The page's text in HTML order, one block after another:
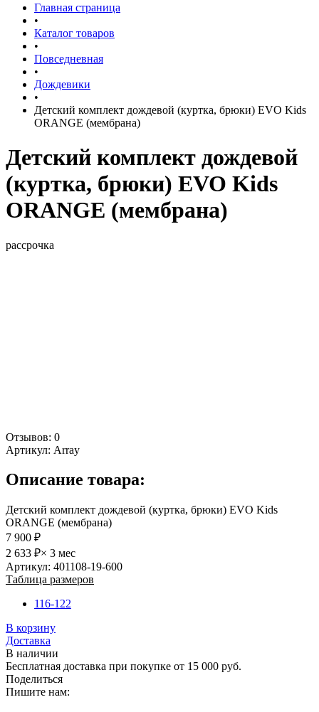
Главная страница
•
Каталог товаров
•
Повседневная
•
Дождевики
•
Детский комплект дождевой (куртка, брюки) EVO Kids
ORANGE (мембрана)
Детский комплект дождевой
(куртка, брюки) EVO Kids
ORANGE (мембрана)
рассрочка
Отзывов: 0
Артикул: Array
Описание товара:
Детский комплект дождевой (куртка, брюки) EVO Kids
ORANGE (мембрана)
7 900 ₽
2 633 ₽× 3 мес
Артикул: 401108-19-600
Таблица размеров
116-122
В корзину
Доставка
В наличии
Бесплатная доставка при покупке от 15 000 руб.
Поделиться
Пишите нам: